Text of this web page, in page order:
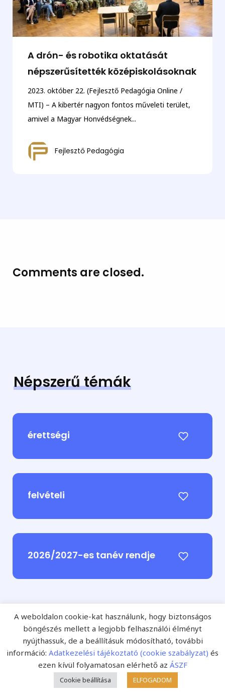
A drón- és robotika oktatását
népszerűsítették középiskolásoknak
2023. október 22. (Fejlesztő Pedagógia Online /
MTI) – A kibertér nagyon fontos műveleti terület,
amivel a Magyar Honvédségnek...
Fejlesztő Pedagógia
Comments are closed.
Népszerű témák
érettségi
felvételi
2026/2027-es tanév rendje
Ajánljuk magunkat!
Fejlesztő Pedagógia Online
és a nyomtatott
Fejlesztő Pedagógia szakfolyóirat kiadója aStarkiss
A weboldalon cookie-kat használunk, hogy biztonságos
böngészés mellett a legjobb felhasználói élményt
nyújthassuk, de a beállításuk módosítható, további
információ: Adatkezelési tájékoztató (cookie szabályzat) és
ezen kívül folyamatosan elérhető az ÁSZF
Cookie beállítása ELFOGADOM